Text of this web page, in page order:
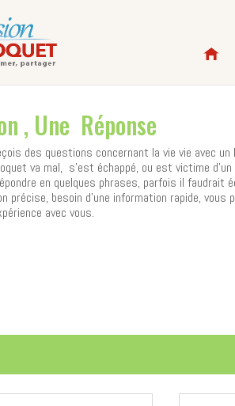
, Une Réponse
des questions concernant la vie vie avec
va mal, s’est échappé, ou est victime
en quelques phrases, parfois il faudrait
précise, besoin d’une information rapide,
avec vous.